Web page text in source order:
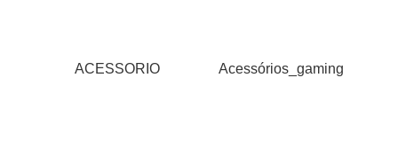
ACESSORIO Acessórios_gaming